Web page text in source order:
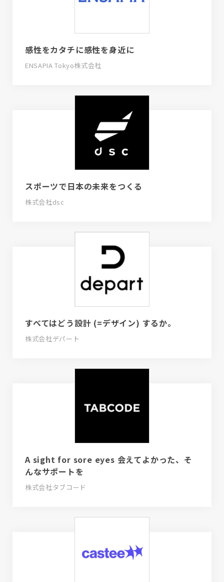
感性をカタチに感性を身近に
ENSAPIA Tokyo株式会社
スポーツで日本の未来をつくる
株式会社dsc
すべてはどう設計 (=デザイン) するか。
株式会社デパート
A sight for sore eyes 会えてよかった、そ
んなサポートを
株式会社タブコード